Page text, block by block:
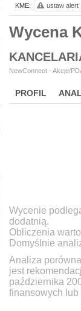
Wycena
NewConnect - Akcje/
PROFIL
Wycenie
dodatnią.
Obliczenia
Domyślnie
Analiza
jest
października
finansowych lub
KME: ustaw alert
6